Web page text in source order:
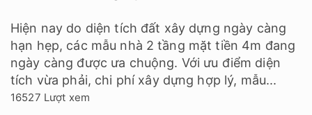
Hiện nay do diện tích đất xây dựng ngày càng
hạn hẹp, các mẫu nhà 2 tầng mặt tiền 4m đang
ngày càng được ưa chuộng. Với ưu điểm diện
tích vừa phải, chi phí xây dựng hợp lý, mẫu...
16527 Lượt xem